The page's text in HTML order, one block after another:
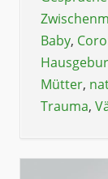
Baby,
Mütter,
Trauma,